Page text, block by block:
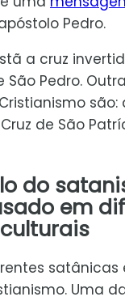
Pedro.
a cruz
Pedro.
são:
de São
do
em
satânicas
Uma